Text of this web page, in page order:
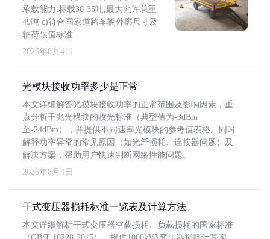
承载能力:标载30-35吨,最大允许总重
49吨 c)符合国家道路车辆外廓尺寸及
轴荷限值标准
2026年8月4日
光模块接收功率多少是正常
本文详细解答光模块接收功率的正常范围及影响因素，重
点分析千兆光模块的收光标准（典型值为-3dBm
至-24dBm），并提供不同速率光模块的参考值表格。同时
解释功率异常的常见原因（如光纤损耗、连接器问题）及
解决方案，帮助用户快速判断网络性能问题。
2026年8月4日
干式变压器损耗标准一览表及计算方法
本文详细解析干式变压器空载损耗、负载损耗的国家标准